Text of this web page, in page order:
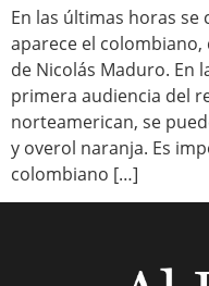
En las últimas horas
aparece el
de Nicolás Maduro. En
primera audiencia del
norteamerican, se
y overol naranja. Es
colombiano […]